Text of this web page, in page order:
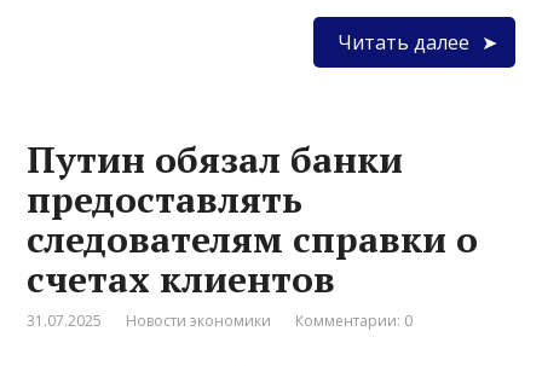
Читать далее
Путин обязал банки
предоставлять
следователям справки о
счетах клиентов
31.07.2025 Новости экономики Комментарии: 0